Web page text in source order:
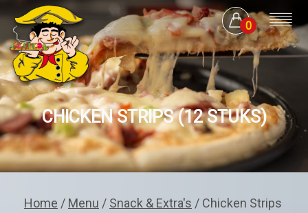
0
CHICKEN STRIPS (12 STUKS)
Home / Menu / Snack & Extra's / Chicken Strips